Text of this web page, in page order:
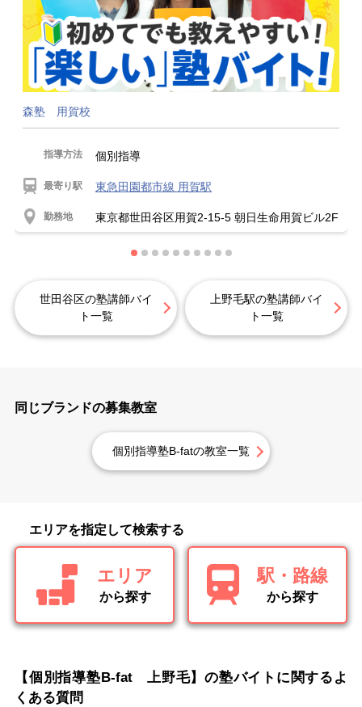
森塾 用賀校
指導方法 個別指導
最寄り駅 東急田園都市線 用賀駅
勤務地 東京都世田谷区用賀2-15-5 朝日生命用賀ビル2F
世田谷区の塾講師バイ
ト一覧
上野毛駅の塾講師バイ
ト一覧
同じブランドの募集教室
個別指導塾B-fatの教室一覧
エリアを指定して検索する
エリア
から探す
駅・路線
から探す
【個別指導塾B-fat 上野毛】の塾バイトに関するよ
くある質問